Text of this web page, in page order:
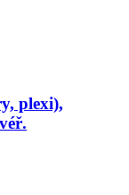
plexi),